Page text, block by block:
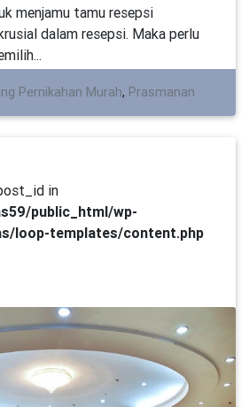
menjamu tamu resepsi
dalam resepsi. Maka perlu
Pernikahan Murah, Prasmanan
in
public_html/wp-
loop-templates/content.php